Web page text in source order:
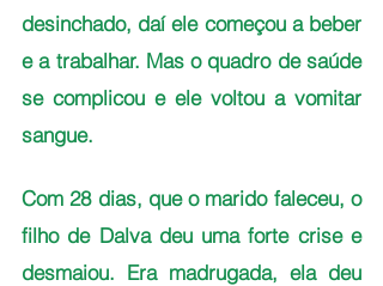
desinchado, daí ele começou a beber
e a trabalhar. Mas o quadro de saúde
se complicou e ele voltou a vomitar
sangue.
Com 28 dias, que o marido faleceu, o
filho de Dalva deu uma forte crise e
desmaiou. Era madrugada, ela deu